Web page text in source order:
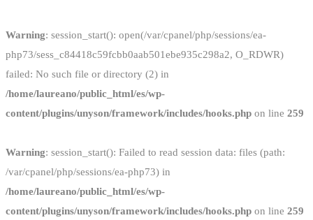
Warning: session_start(): open(/var/cpanel/php/sessions/ea-
php73/sess_c84418c59fcbb0aab501ebe935c298a2, O_RDWR)
failed: No such file or directory (2) in
/home/laureano/public_html/es/wp-
content/plugins/unyson/framework/includes/hooks.php on line 259
Warning: session_start(): Failed to read session data: files (path:
/var/cpanel/php/sessions/ea-php73) in
/home/laureano/public_html/es/wp-
content/plugins/unyson/framework/includes/hooks.php on line 259